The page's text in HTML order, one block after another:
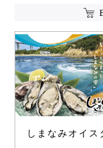
しまなみオイス